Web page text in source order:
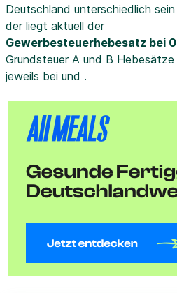
Deutschland unterschiedlich
der liegt aktuell der
Gewerbesteuerhebesatz bei
Grundsteuer A und B Hebesätze
jeweils bei und .